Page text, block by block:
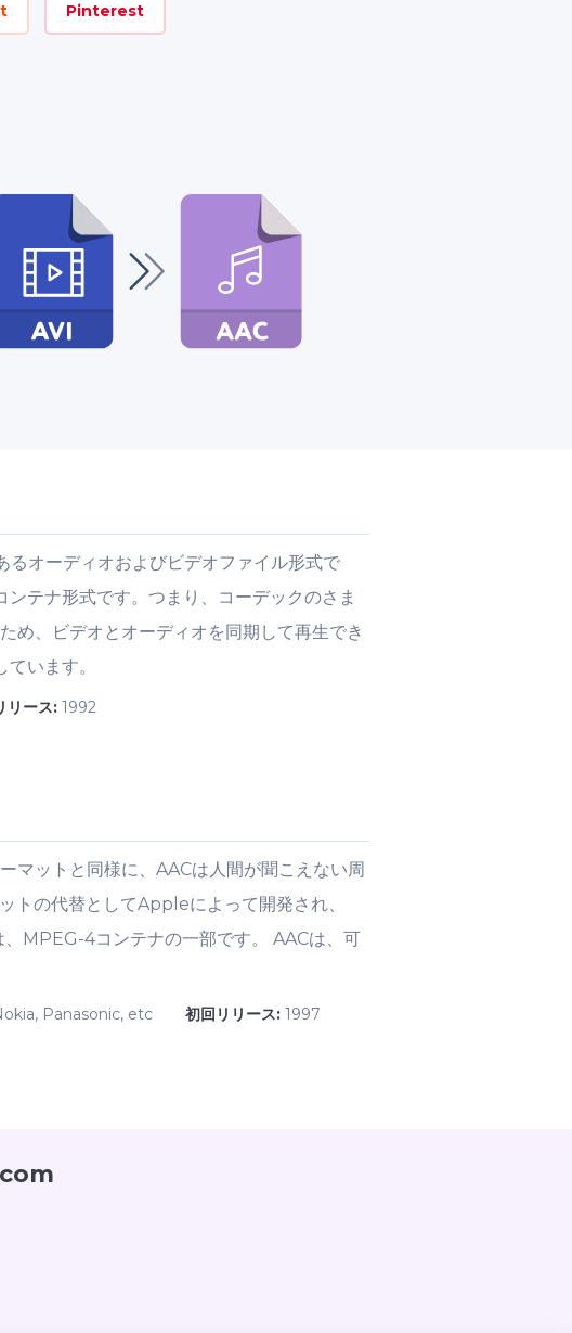
Pinterest
オーディオおよびビデオファイル形式で
テナ形式です。つまり、コーデックのさま
め、ビデオとオーディオを同期して再生でき
います。
リース: 1992
マットと同様に、AACは人間が聞こえない周
トの代替としてAppleによって開発され、
MPEG-4コンテナの一部です。 AACは、可
Panasonic, etc 初回リリース: 1997